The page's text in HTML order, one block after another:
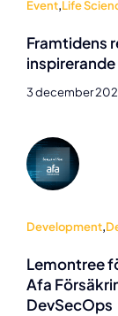
Event,Life
Framtidens
inspirerande
3 december
Development,
Lemontree
Afa
DevSecOps